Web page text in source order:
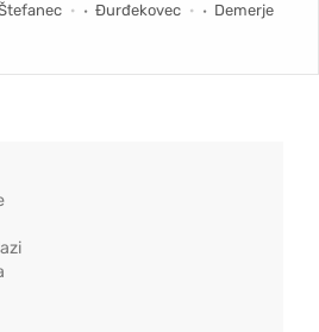
Đurđekovec Demerje